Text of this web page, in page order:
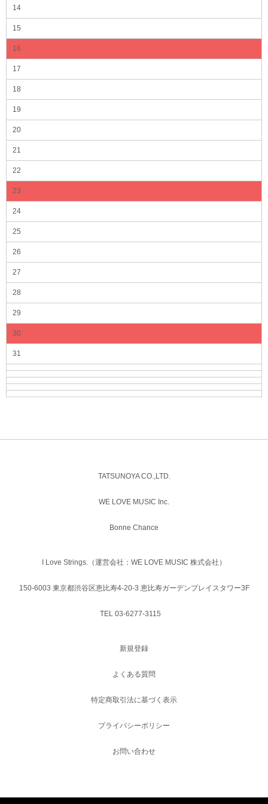
14
15
16
17
18
19
20
21
22
23
24
25
26
27
28
29
30
31
TATSUNOYA CO.,LTD.
WE LOVE MUSIC Inc.
Bonne Chance
I Love Strings.（運営会社：WE LOVE MUSIC 株式会社）
150-6003 東京都渋谷区恵比寿4-20-3 恵比寿ガーデンプレイスタワー3F
TEL 03-6277-3115
新規登録
よくある質問
特定商取引法に基づく表示
プライバシーポリシー
お問い合わせ